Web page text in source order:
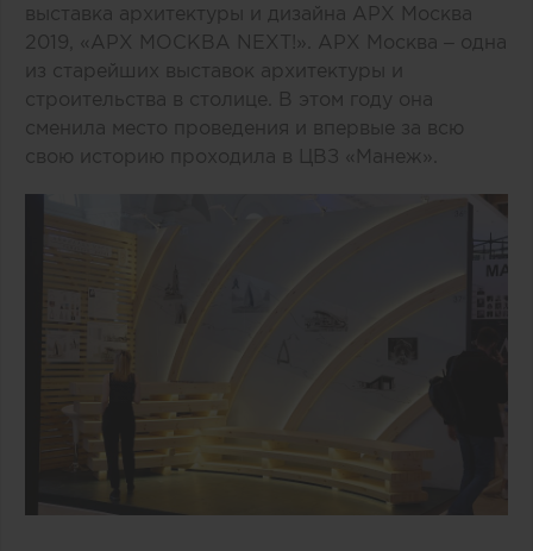
выставка архитектуры и дизайна АРХ Москва
2019, «АРХ МОСКВА NEXT!». АРХ Москва – одна
из старейших выставок архитектуры и
строительства в столице. В этом году она
сменила место проведения и впервые за всю
свою историю проходила в ЦВЗ «Манеж».